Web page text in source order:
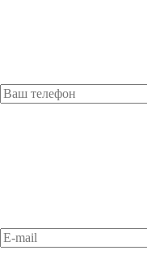
это поле пустым.